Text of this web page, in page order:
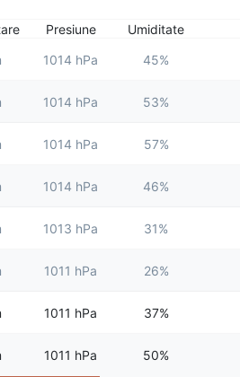
Presiune Umiditate
1014 hPa 45%
1014 hPa 53%
1014 hPa 57%
1014 hPa 46%
1013 hPa 31%
1011 hPa 26%
1011 hPa 37%
1011 hPa 50%